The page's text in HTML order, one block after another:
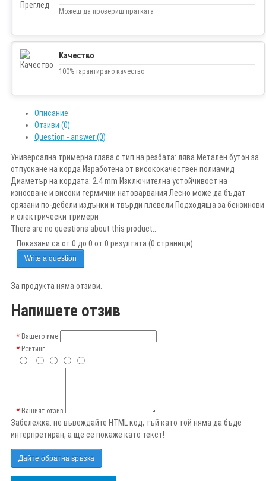
Можеш да провериш пратката
Качество
100% гарантирано качество
Описание
Отзиви (0)
Question - answer (0)
Универсална тримерна глава с тип на резбата: лява Метален бутон за
отпускане на корда Изработена от висококачествен полиамид
Диаметър на кордата: 2.4 mm Изключителна устойчивост на
износване и високи термични натоварвания Лесно може да бъдат
срязани по-дебели издънки и твърди плевели Подходяща за бензинови
и електрически тримери
There are no questions about this product..
Показани са от 0 до 0 от 0 резултата (0 страници)
Write a question
За продукта няма отзиви.
Напишете отзив
Вашето име
Рейтинг
Вашият отзив
Забележка: не въвеждайте HTML код, тъй като той няма да бъде
интерпретиран, а ще се покаже като текст!
Дайте обратна връзка